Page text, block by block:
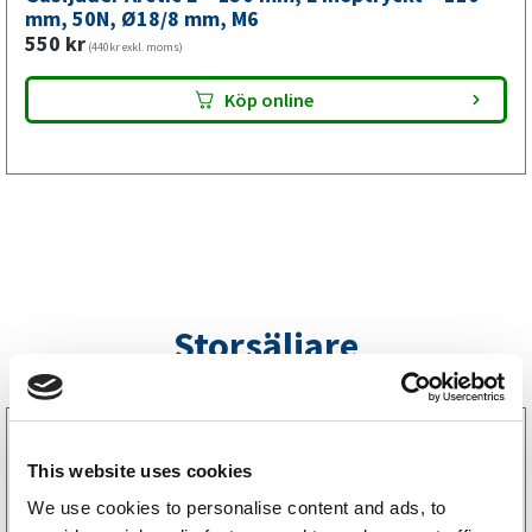
This website uses cookies
We use cookies to personalise content and ads, to
mm,
M6
mängd
mm, 50N, Ø18/8 mm, M6
550 kr (440kr exkl. moms)
Köp online
Storsäljare
LGF Skylt Självhäftande